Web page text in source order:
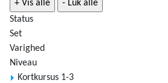
Status
Set
Varighed
Niveau
Kortkursus 1-3